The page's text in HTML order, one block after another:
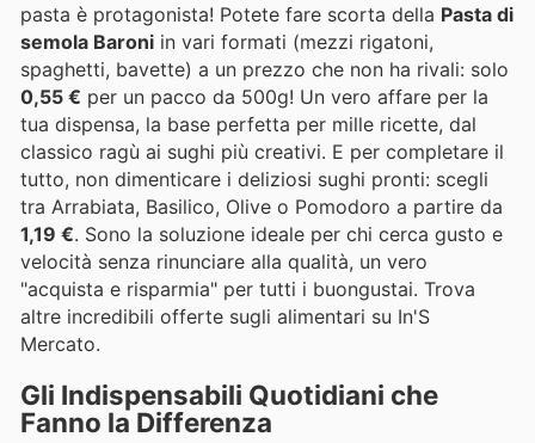
pasta è protagonista! Potete fare scorta della Pasta di
semola Baroni in vari formati (mezzi rigatoni,
spaghetti, bavette) a un prezzo che non ha rivali: solo
0,55 € per un pacco da 500g! Un vero affare per la
tua dispensa, la base perfetta per mille ricette, dal
classico ragù ai sughi più creativi. E per completare il
tutto, non dimenticare i deliziosi sughi pronti: scegli
tra Arrabiata, Basilico, Olive o Pomodoro a partire da
1,19 €. Sono la soluzione ideale per chi cerca gusto e
velocità senza rinunciare alla qualità, un vero
"acquista e risparmia" per tutti i buongustai. Trova
altre incredibili offerte sugli alimentari su In'S
Mercato.
Gli Indispensabili Quotidiani che
Fanno la Differenza